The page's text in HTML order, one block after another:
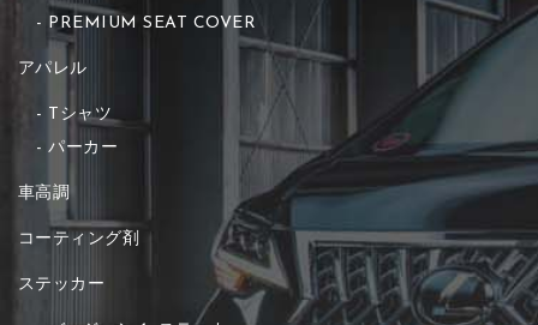
PREMIUM SEAT COVER
アパレル
Tシャツ
パーカー
車高調
コーティング剤
ステッカー